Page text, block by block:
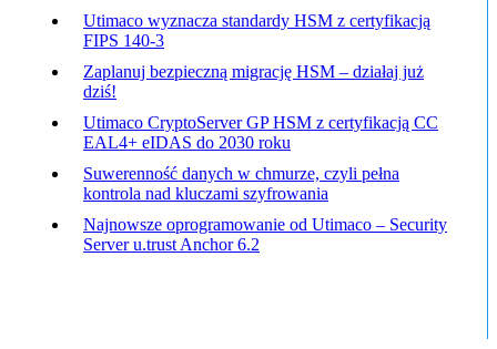
Utimaco wyznacza standardy HSM z certyfikacją
FIPS 140-3
Zaplanuj bezpieczną migrację HSM – działaj już
dziś!
Utimaco CryptoServer GP HSM z certyfikacją CC
EAL4+ eIDAS do 2030 roku
Suwerenność danych w chmurze, czyli pełna
kontrola nad kluczami szyfrowania
Najnowsze oprogramowanie od Utimaco – Security
Server u.trust Anchor 6.2